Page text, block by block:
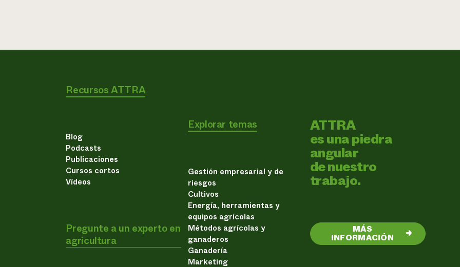
Recursos ATTRA
Blog
Podcasts
Publicaciones
Cursos cortos
Vídeos
Pregunte a un experto en
agricultura
Explorar temas
Gestión empresarial y de
riesgos
Cultivos
Energía, herramientas y
equipos agrícolas
Métodos agrícolas y
ganaderos
Ganadería
Marketing
ATTRA
es una piedra
angular
de nuestro
trabajo.
MÁS
INFORMACIÓN →